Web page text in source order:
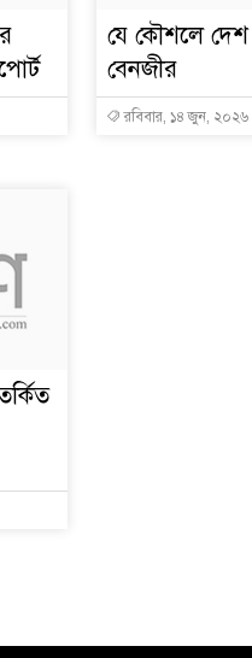
যে কৌশলে দেশ
বেনজীর
রবিবার, ১৪ জুন, ২০২৬